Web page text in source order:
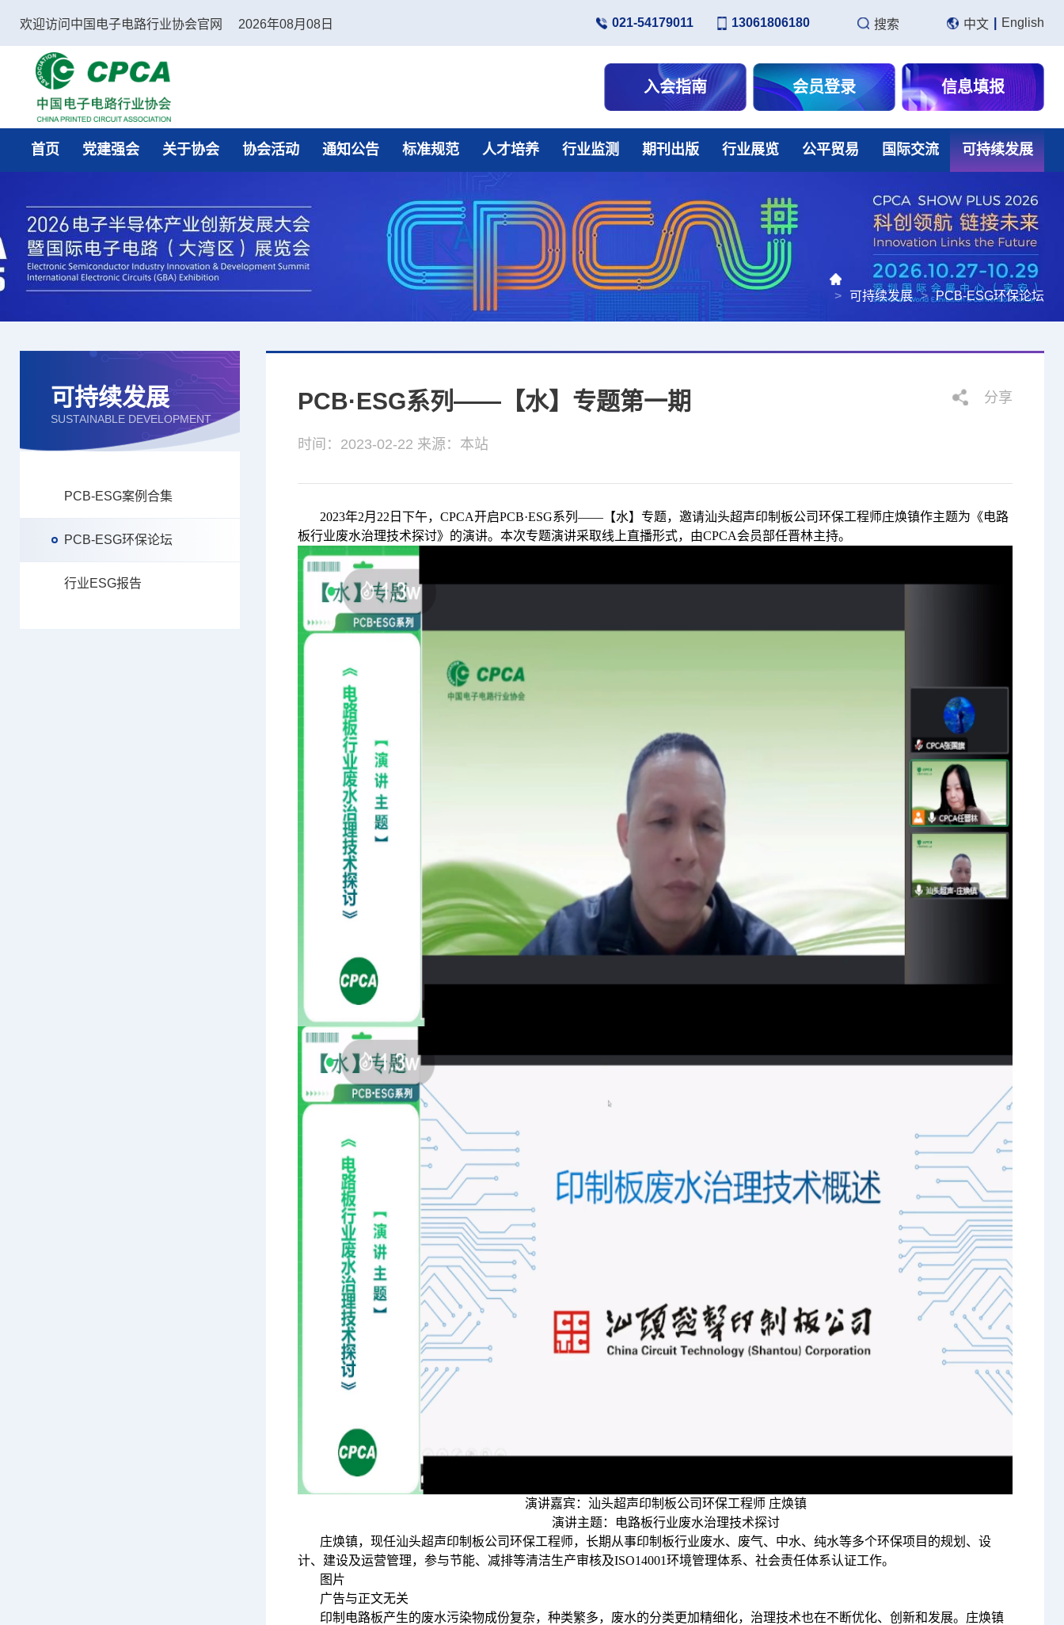
欢迎访问中国电子电路行业协会官网 2026年08月08日 021-54179011 13061806180 搜索 中文 English
中国电子电路行业协会
入会指南 会员登录 信息填报
首页 党建强会 关于协会 协会活动 通知公告 标准规范 人才培养 行业监测 期刊出版 行业展览 公平贸易 国际交流 可持续发展
> 可持续发展 > PCB-ESG环保论坛
可持续发展
SUSTAINABLE DEVELOPMENT
PCB-ESG案例合集
PCB-ESG环保论坛
行业ESG报告
PCB·ESG系列——【水】专题第一期 分享
时间：2023-02-22 来源：本站
2023年2月22日下午，CPCA开启PCB·ESG系列——【水】专题，邀请汕头超声印制板公司环保工程师庄焕镇作主题为《电路
板行业废水治理技术探讨》的演讲。本次专题演讲采取线上直播形式，由CPCA会员部任晋林主持。
演讲嘉宾：汕头超声印制板公司环保工程师 庄焕镇
演讲主题：电路板行业废水治理技术探讨
庄焕镇，现任汕头超声印制板公司环保工程师，长期从事印制板行业废水、废气、中水、纯水等多个环保项目的规划、设
计、建设及运营管理，参与节能、减排等清洁生产审核及ISO14001环境管理体系、社会责任体系认证工作。
图片
广告与正文无关
印制电路板产生的废水污染物成份复杂，种类繁多，废水的分类更加精细化，治理技术也在不断优化、创新和发展。庄焕镇